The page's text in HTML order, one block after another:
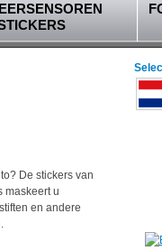
De stickers van
maskeert u
en andere